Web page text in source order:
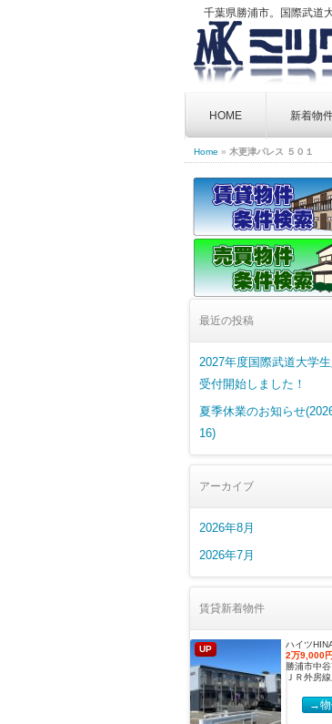
千葉県勝浦市。国際武道
contentHOME 新着物
Home » 木更津パレス ５０１
最近の投稿
2027年度国際武道大学
受付開始しました！
夏季休業のお知らせ
16)
アーカイブ
2026年8月
2026年7月
賃貸新着物件
UP
ハイツHINATA【2027年度国際武道大学生 入
2万9,000円
勝浦市中谷
ＪＲ外房
→物